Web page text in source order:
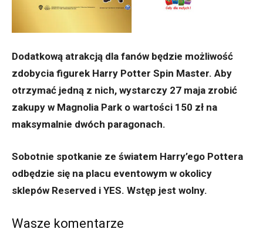
Dodatkową atrakcją dla fanów będzie możliwość
zdobycia figurek Harry Potter Spin Master. Aby
otrzymać jedną z nich, wystarczy 27 maja zrobić
zakupy w Magnolia Park o wartości 150 zł na
maksymalnie dwóch paragonach.
Sobotnie spotkanie ze światem Harry’ego Pottera
odbędzie się na placu eventowym w okolicy
sklepów Reserved i YES. Wstęp jest wolny.
Wasze komentarze